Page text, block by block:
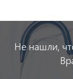
Не нашли,